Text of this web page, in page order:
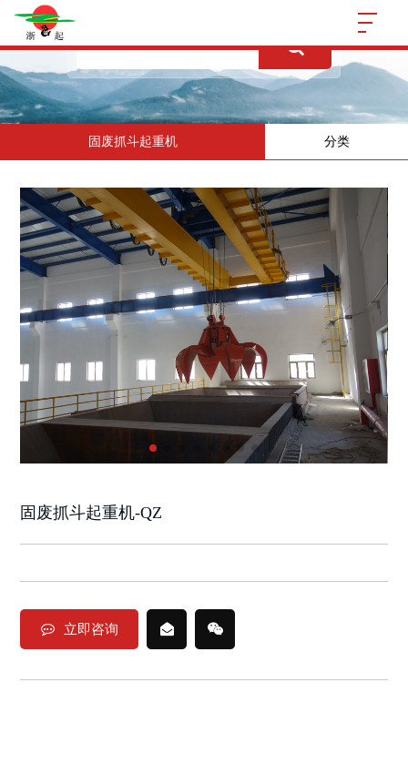
固废抓斗起重机 分类
固废抓斗起重机-QZ
立即咨询